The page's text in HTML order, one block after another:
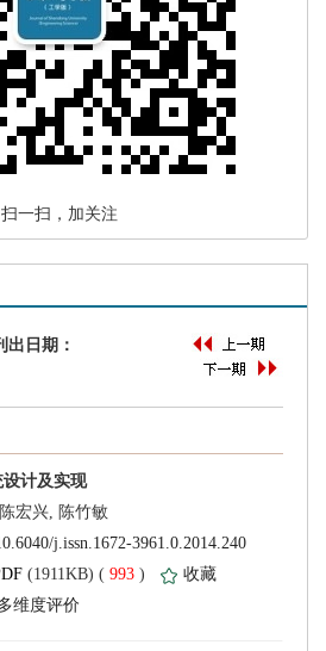
扫一扫，加关注
993 )